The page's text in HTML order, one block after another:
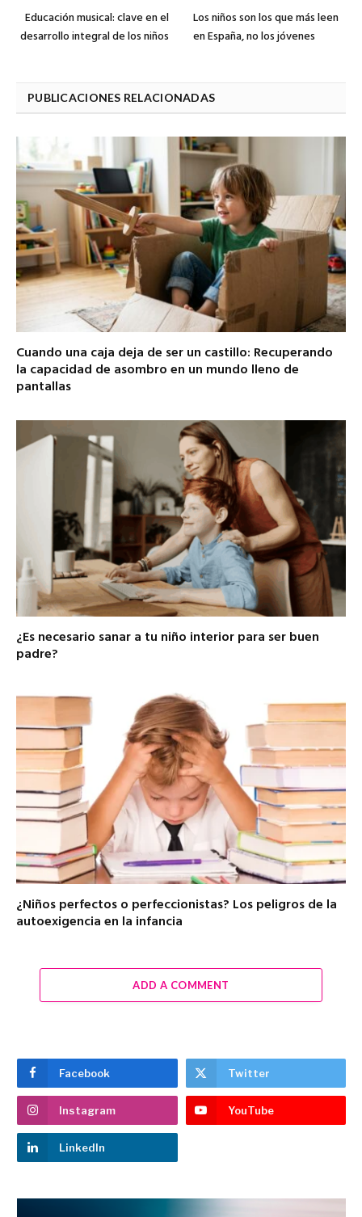
Educación musical: clave en el
desarrollo integral de los niños
Los niños son los que más leen
en España, no los jóvenes
PUBLICACIONES RELACIONADAS
Cuando una caja deja de ser un castillo: Recuperando
la capacidad de asombro en un mundo lleno de
pantallas
¿Es necesario sanar a tu niño interior para ser buen
padre?
¿Niños perfectos o perfeccionistas? Los peligros de la
autoexigencia en la infancia
ADD A COMMENT
Facebook Twitter
Instagram YouTube
LinkedIn